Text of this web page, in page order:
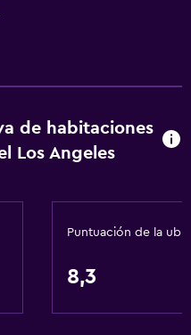
de habitaciones
Los Angeles
Puntuación de la
8,3